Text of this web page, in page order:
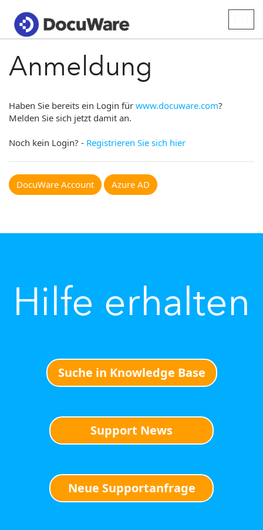
Anmeldung
Haben Sie bereits ein Login für www.docuware.com?
Melden Sie sich jetzt damit an.
Noch kein Login? - Registrieren Sie sich hier
DocuWare Account Azure AD
Hilfe erhalten
Suche in Knowledge Base
Support News
Neue Supportanfrage